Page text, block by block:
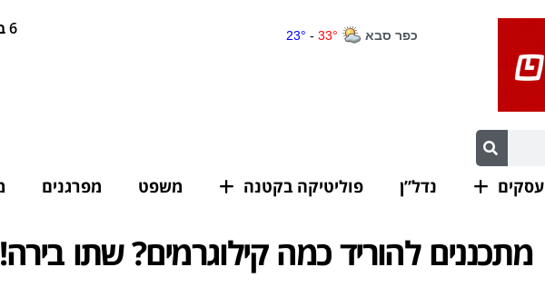
6 באוגוסט 2026 1:03
עסקים נדל”ן פוליטיקה בקטנה משפט מפרגנים
מתכננים להוריד כמה קילוגרמים? שתו בירה!